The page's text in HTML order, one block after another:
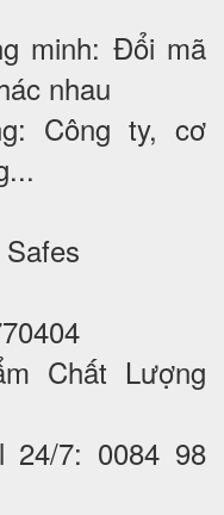
minh: Đổi mã
nhau
Công ty, cơ
Chất Lượng
24/7: 0084 98